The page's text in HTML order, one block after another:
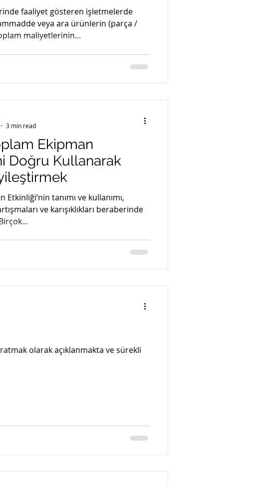
faaliyet gösteren işletmelerde
veya ara ürünlerin (parça /
maliyetlerinin...
Ekipman
Doğru Kullanarak
Etkinliği’nin tanımı ve kullanımı,
ve karışıklıkları beraberinde
3 min read
olarak açıklanmakta ve sürekli